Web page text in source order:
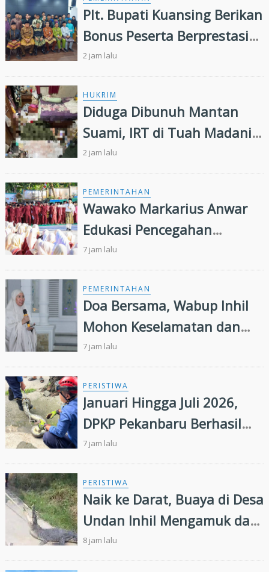
Plt. Bupati Kuansing Berikan
Bonus Peserta Berprestasi
MTQ ke 44 Tingkat Provinsi
Riau
2 jam lalu
HUKRIM
Diduga Dibunuh Mantan
Suami, IRT di Tuah Madani
Tewas Bersimbah Darah
dalam Kamar
2 jam lalu
PEMERINTAHAN
Wawako Markarius Anwar
Edukasi Pencegahan
HIV/AIDS di Kalangan Pelajar
7 jam lalu
PEMERINTAHAN
Doa Bersama, Wabup Inhil
Mohon Keselamatan dan
Keberkahan Daerah
7 jam lalu
PERISTIWA
Januari Hingga Juli 2026,
DPKP Pekanbaru Berhasil
Evakuasi 72 Ekor Ular di
Permukiman Warga
7 jam lalu
PERISTIWA
Naik ke Darat, Buaya di Desa
Undan Inhil Mengamuk dan
Kejar Warga
8 jam lalu